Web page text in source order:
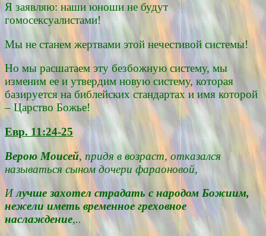
Я заявляю: наши юноши не будут
гомосексуалистами!
Мы не станем жертвами этой нечестивой системы!
Но мы расшатаем эту безбожную систему, мы
изменим ее и утвердим новую систему, которая
базируется на библейских стандартах и имя которой
– Царство Божье!
Евр. 11:24-25
Верою Моисей, придя в возраст, отказался
называться сыном дочери фараоновой,
Илучше захотел страдать с народом Божиим,
нежели иметь временное греховное
наслаждение,..